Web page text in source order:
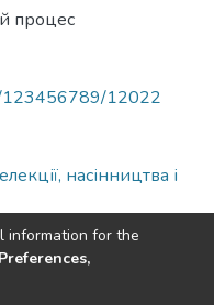
процес
123456789/12022
насінництва і
information for the